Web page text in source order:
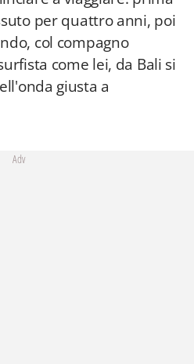
per quattro anni, poi
col compagno
come lei, da Bali si
giusta a
Adv